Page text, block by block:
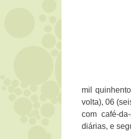
mil
volta), 06
com café-
diárias, e